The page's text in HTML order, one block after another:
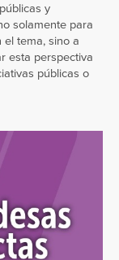
y
solamente para
el tema, sino a
esta perspectiva
públicas o